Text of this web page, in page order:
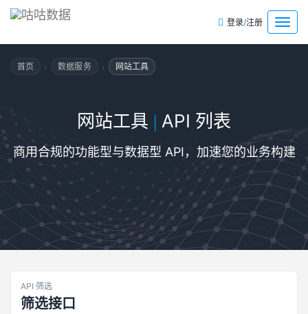
菜
单
登录/注册
首页 › 数据服务 › 网站工具
网站工具 | API 列表
商用合规的功能型与数据型 API，加速您的业务构建
API 筛选
筛选接口